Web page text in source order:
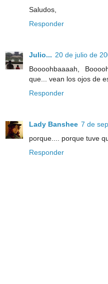
Saludos,
Responder
Julio... 20 de julio de
Boooohbaaaah,
que... vean los ojos de
Responder
Lady Banshee 7 de
porque.... porque tuve
Responder